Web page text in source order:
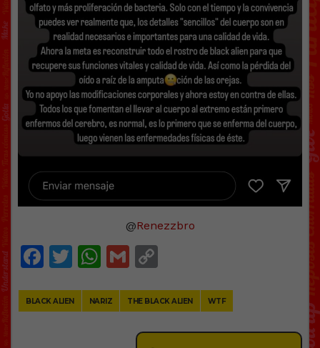
@Renezzbro
Facebook
Twitter
WhatsApp
Gmail
BLACK ALIEN NARIZ THE BLACK ALIEN WTF